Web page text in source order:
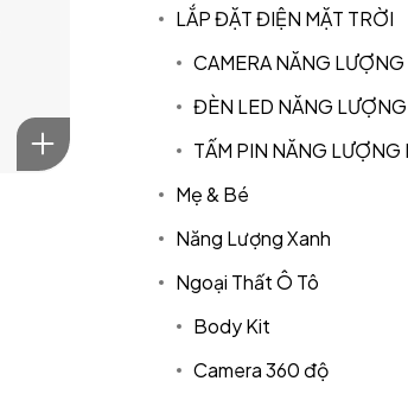
LẮP ĐẶT ĐIỆN MẶT TRỜI
CAMERA NĂNG
ĐÈN LED NĂNG
TẤM PIN NĂNG LƯỢNG
Mẹ & Bé
Năng Lượng Xanh
Ngoại Thất Ô Tô
Body Kit
Camera 360 độ